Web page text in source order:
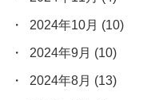
2024年10月 (10)
2024年9月 (10)
2024年8月 (13)